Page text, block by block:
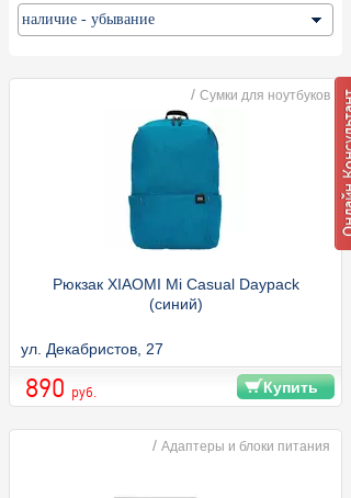
/ Сумки для ноутбуков
Рюкзак XIAOMI Mi Casual Daypack
(синий)
ул. Декабристов, 27
890 руб. Купить
/ Адаптеры и блоки питания